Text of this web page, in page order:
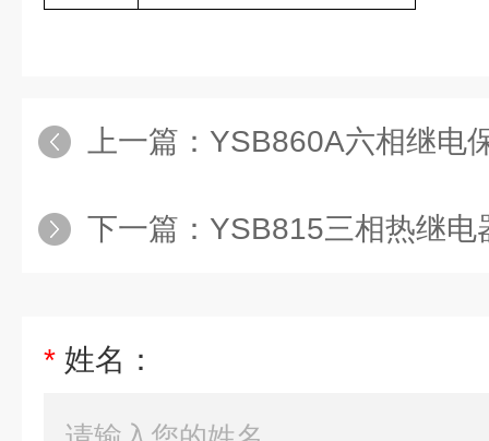
上一篇： YSB860A六相继电
下一篇： YSB815三相热继电
* 姓名：